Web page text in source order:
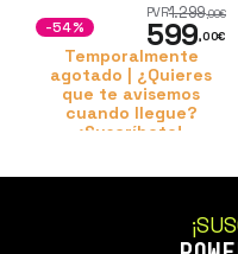
PVR1.299,00€
599,00€
-54%
Temporalmente
agotado | ¿Quieres
que te avisemos
cuando llegue?
¡Suscríbete!